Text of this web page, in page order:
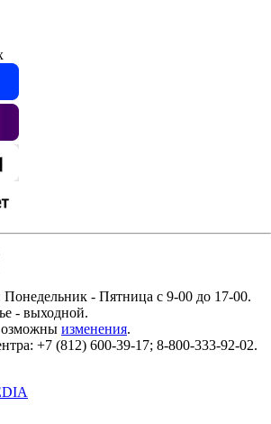
- Пятница с 9-00 до 17-00.
- выходной.
изменения.
+7 (812) 600-39-17; 8-800-333-92-02.